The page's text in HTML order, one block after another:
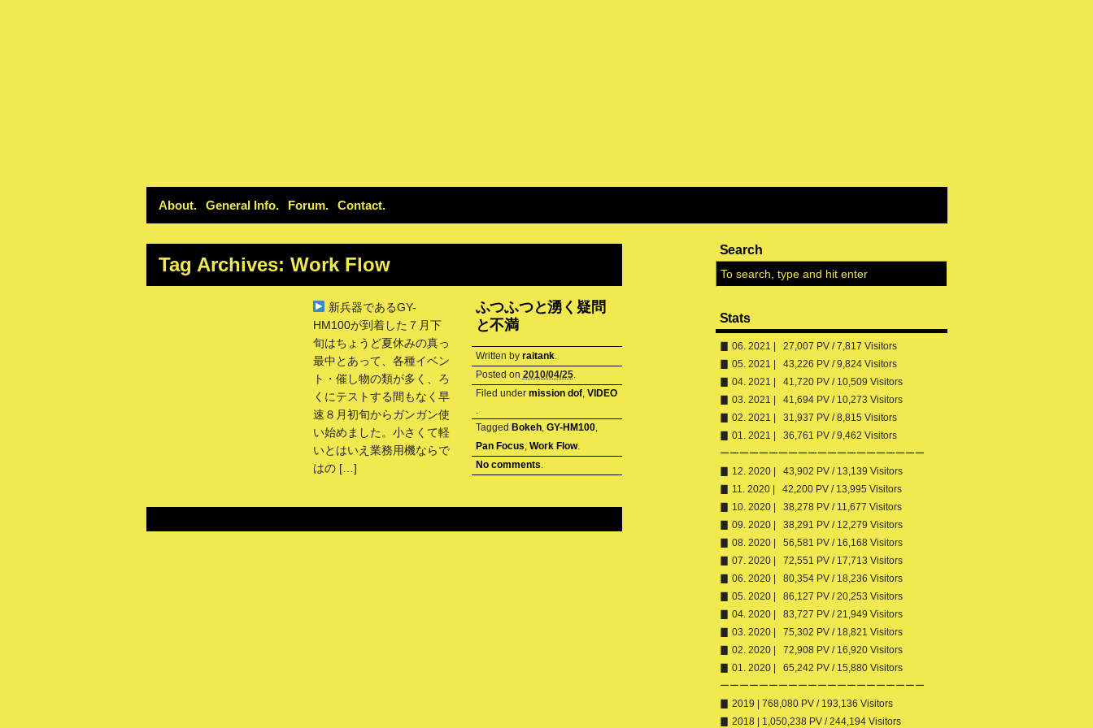
About General Info Forum Contact
Tag Archives: Work Flow
ふつふつと湧く疑問
と不満
Written by raitank.
Posted on 2010/04/25.
Filed under mission dof, VIDEO
.
Tagged Bokeh, GY-HM100,
Pan Focus, Work Flow.
No comments.
新兵器であるGY-
HM100が到着した７月下
旬はちょうど夏休みの真っ
最中とあって、各種イベン
ト・催し物の類が多く、ろ
くにテストする間もなく早
速８月初旬からガンガン使
い始めました。小さくて軽
いとはいえ業務用機ならで
はの […]
Search
Stats
▊ 06. 2021 | 27,007 PV / 7,817 Visitors
▊ 05. 2021 | 43,226 PV / 9,824 Visitors
▊ 04. 2021 | 41,720 PV / 10,509 Visitors
▊ 03. 2021 | 41,694 PV / 10,273 Visitors
▊ 02. 2021 | 31,937 PV / 8,815 Visitors
▊ 01. 2021 | 36,761 PV / 9,462 Visitors
ーーーーーーーーーーーーーーーーーーーーー
▊ 12. 2020 | 43,902 PV / 13,139 Visitors
▊ 11. 2020 | 42,200 PV / 13,995 Visitors
▊ 10. 2020 | 38,278 PV / 11,677 Visitors
▊ 09. 2020 | 38,291 PV / 12,279 Visitors
▊ 08. 2020 | 56,581 PV / 16,168 Visitors
▊ 07. 2020 | 72,551 PV / 17,713 Visitors
▊ 06. 2020 | 80,354 PV / 18,236 Visitors
▊ 05. 2020 | 86,127 PV / 20,253 Visitors
▊ 04. 2020 | 83,727 PV / 21,949 Visitors
▊ 03. 2020 | 75,302 PV / 18,821 Visitors
▊ 02. 2020 | 72,908 PV / 16,920 Visitors
▊ 01. 2020 | 65,242 PV / 15,880 Visitors
ーーーーーーーーーーーーーーーーーーーーー
▊ 2019 | 768,080 PV / 193,136 Visitors
▊ 2018 | 1,050,238 PV / 244,194 Visitors